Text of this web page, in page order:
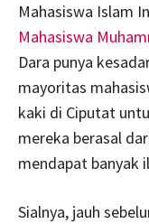
Mahasiswa Islam
Mahasiswa
Dara punya
mayoritas
kaki di Ciputat
mereka berasal
mendapat banyak
Sialnya, jauh